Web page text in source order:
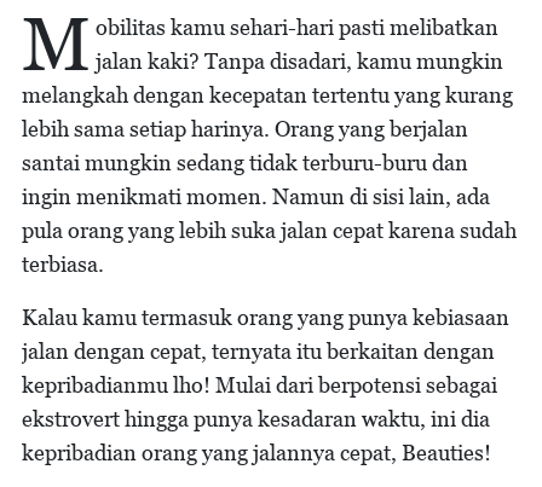
M obilitas kamu sehari-hari pasti melibatkan
jalan kaki? Tanpa disadari, kamu mungkin
melangkah dengan kecepatan tertentu yang kurang
lebih sama setiap harinya. Orang yang berjalan
santai mungkin sedang tidak terburu-buru dan
ingin menikmati momen. Namun di sisi lain, ada
pula orang yang lebih suka jalan cepat karena sudah
terbiasa.
Kalau kamu termasuk orang yang punya kebiasaan
jalan dengan cepat, ternyata itu berkaitan dengan
kepribadianmu lho! Mulai dari berpotensi sebagai
ekstrovert hingga punya kesadaran waktu, ini dia
kepribadian orang yang jalannya cepat, Beauties!